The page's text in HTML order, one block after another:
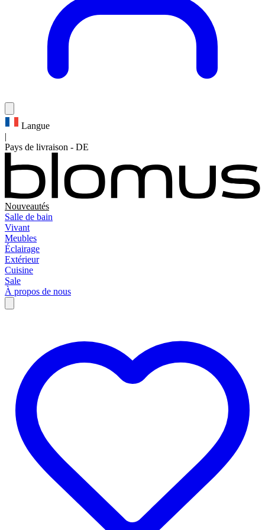
Langue
|
Pays de livraison - DE
Nouveautés
Salle de bain
Vivant
Meubles
Éclairage
Extérieur
Cuisine
Sale
À propos de nous